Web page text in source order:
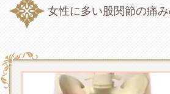
女性に多い股関節の痛